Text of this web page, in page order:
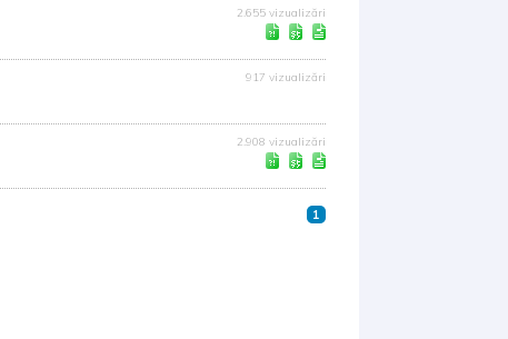
2.655 vizualizări
917 vizualizări
2.908 vizualizări
1